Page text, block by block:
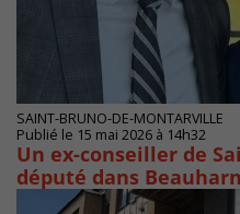
SAINT-BRUNO-DE-MONTARVILLE
Publié le 15 mai 2026 à 14h32
Un ex-conseiller de
député dans